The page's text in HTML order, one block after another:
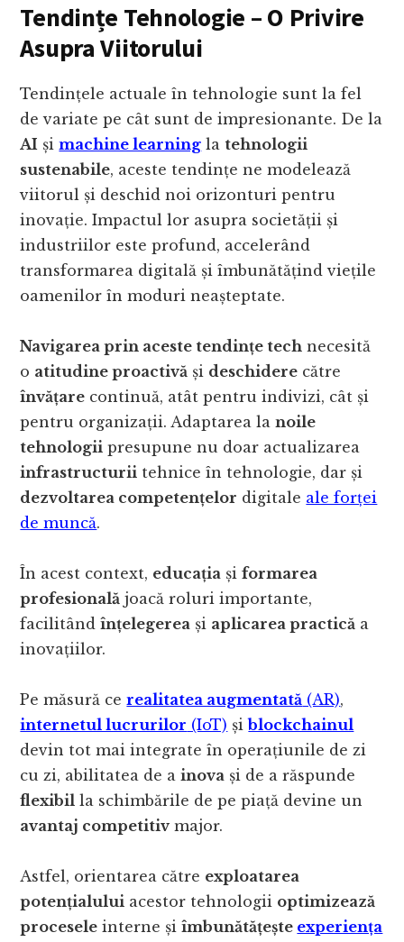
Tendințe Tehnologie – O Privire
Asupra Viitorului
Tendințele actuale în tehnologie sunt la fel
de variate pe cât sunt de impresionante. De la
AI șimachine learning latehnologii
sustenabile, aceste tendințe ne modelează
viitorul și deschid noi orizonturi pentru
inovație. Impactul lor asupra societății și
industriilor este profund, accelerând
transformarea digitală și îmbunătățind viețile
oamenilor în moduri neașteptate.
Navigarea prin aceste tendințe tech necesită
o atitudine proactivă și deschidere către
învățare continuă, atât pentru indivizi, cât și
pentru organizații. Adaptarea lanoile
tehnologii presupune nu doar actualizarea
infrastructurii tehnice în tehnologie, dar și
dezvoltarea competențelor digitale ale forței
de muncă.
În acest context, educația șiformarea
profesională joacă roluri importante,
facilitândînțelegerea și aplicarea practică a
inovațiilor.
Pe măsură cerealitatea augmentată (AR),
internetul lucrurilor (IoT) șiblockchainul
devin tot mai integrate în operațiunile de zi
cu zi, abilitatea de ainova și de a răspunde
flexibil la schimbările de pe piață devine un
avantaj competitiv major.
Astfel, orientarea către exploatarea
potențialului acestor tehnologii optimizează
procesele interne șiîmbunătățește experiența